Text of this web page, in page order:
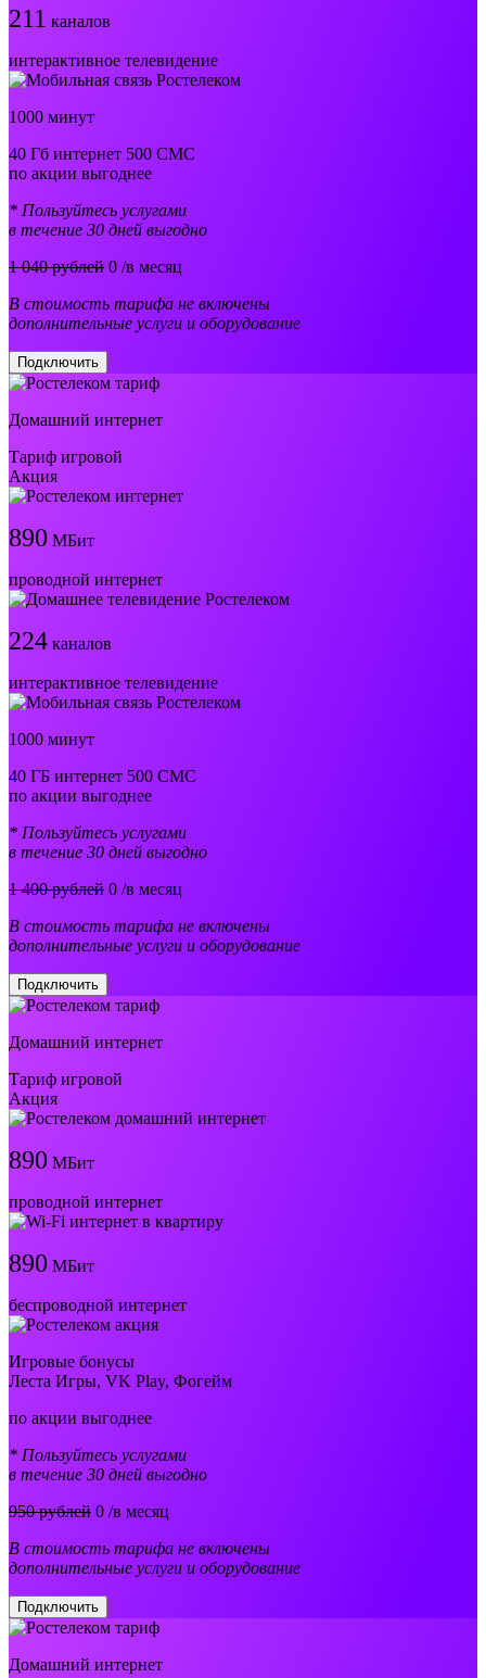
211 каналов
интерактивное телевидение
1000 минут
40 Гб интернет 500 СМС
по акции выгоднее
* Пользуйтесь услугами
в течение 30 дней выгодно
1 040 рублей 0 /в месяц
В стоимость тарифа не включены
дополнительные услуги и оборудование
Подключить
Домашний интернет
Тариф игровой
Акция
890 МБит
проводной интернет
224 каналов
интерактивное телевидение
1000 минут
40 ГБ интернет 500 СМС
по акции выгоднее
* Пользуйтесь услугами
в течение 30 дней выгодно
1 400 рублей 0 /в месяц
В стоимость тарифа не включены
дополнительные услуги и оборудование
Подключить
Домашний интернет
Тариф игровой
Акция
890 МБит
проводной интернет
890 МБит
беспроводной интернет
Игровые бонусы
Леста Игры, VK Play, Фогейм
по акции выгоднее
* Пользуйтесь услугами
в течение 30 дней выгодно
950 рублей 0 /в месяц
В стоимость тарифа не включены
дополнительные услуги и оборудование
Подключить
Домашний интернет